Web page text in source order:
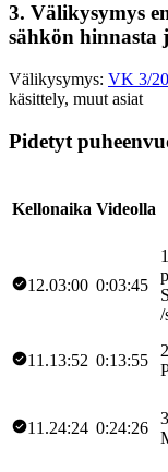
3. Välikysymys
sähkön hinnasta
Välikysymys: VK 3/
käsittely, muut asiat
Pidetyt
Kellonaika Videolla
12.03:00 0:03:45
1
/
11.13:52 0:13:55
2
11.24:24 0:24:26
3